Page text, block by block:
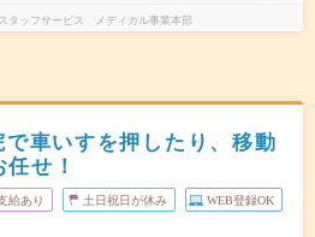
タッフサービス メディカル事業本部
で車いすを押したり、移動
せ！
給あり 土日祝日が休み WEB登録OK